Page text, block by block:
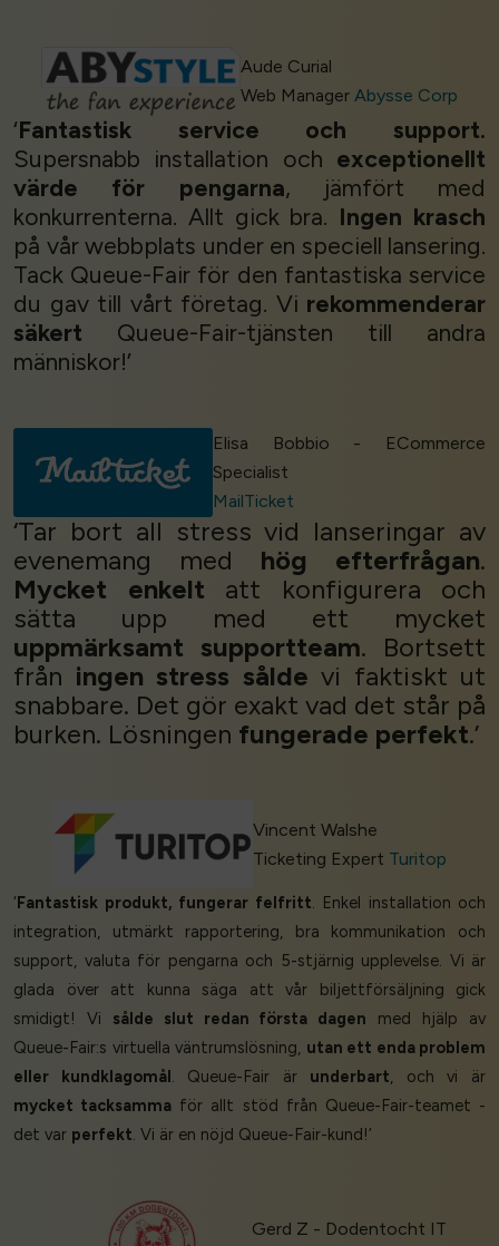
Aude Curial
Web ManagerAbysse Corp
‘Fantastisk service och support.
Supersnabb installation och exceptionellt
värde för pengarna, jämfört med
konkurrenterna. Allt gick bra. Ingen krasch
på vår webbplats under en speciell lansering.
Tack Queue-Fair för den fantastiska service
du gav till vårt företag. Vi rekommenderar
säkert Queue-Fair-tjänsten till andra
människor!’
Elisa Bobbio - ECommerce
Specialist
MailTicket
‘Tar bort all stress vid lanseringar av
evenemang med hög efterfrågan.
Mycket enkelt att konfigurera och
sätta upp med ett mycket
uppmärksamt supportteam. Bortsett
från ingen stress sålde vi faktiskt ut
snabbare. Det gör exakt vad det står på
burken. Lösningen fungerade perfekt.’
Vincent Walshe
Ticketing Expert Turitop
‘Fantastisk produkt, fungerar felfritt. Enkel installation och
integration, utmärkt rapportering, bra kommunikation och
support, valuta för pengarna och 5-stjärnig upplevelse. Vi är
glada över att kunna säga att vår biljettförsäljning gick
smidigt! Vi sålde slut redan första dagen med hjälp av
Queue-Fair:s virtuella väntrumslösning, utan ett enda problem
eller kundklagomål. Queue-Fair är underbart, och vi är
mycket tacksamma för allt stöd från Queue-Fair-teamet -
det var perfekt. Vi är en nöjd Queue-Fair-kund!’
Gerd Z - Dodentocht IT